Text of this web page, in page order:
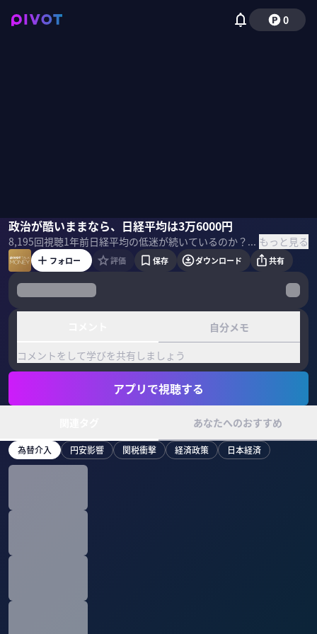
0
政治が酷いままなら、日経平均は3万6000円
8,195回視聴1年前 日経平均の低迷が続いているのか？「政治が酷すぎる」と語るマネックス証券の広木隆チーフ・ストラテジストに、日経平均が4万円を回復するための条件を聞いた。 ＜ゲスト＞ 広木隆｜マネックス証券 チーフ・ストラテジスト 上智大学外国語学部卒。神戸大学大学院・経済学研究科博士後期課程修了。博士（経済学）。社会構想大学院大学教授。国内銀行系投資顧問、外資系運用会社、ヘッジファンドをはじめさまざまな運用機関でファンドマネージャー等を歴任。2010年より現職。 ＜目次＞ もっと見る
広木隆佐々木紀彦
フォロー 評価 保存 ダウンロード 共有
自分メモ
コメントをして学びを共有しましょう
アプリで視聴する
あなたへのおすすめ
為替介入 円安影響 関税衝撃 経済政策 日本経済